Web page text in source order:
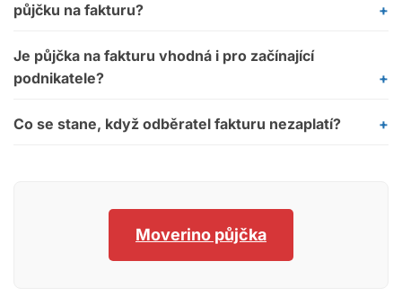
půjčku na fakturu?
Je půjčka na fakturu vhodná i pro začínající
podnikatele?
Co se stane, když odběratel fakturu nezaplatí?
Moverino půjčka